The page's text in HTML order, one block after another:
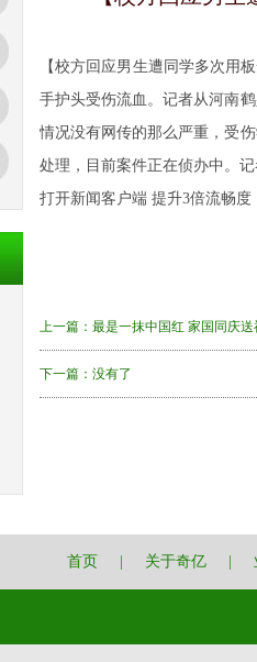
【校方回应男生遭同学多次用
手护头受伤流血。记者从河南
情况没有网传的那么严重，受
处理，目前案件正在侦办中。
打开新闻客户端 提升3倍流畅度
上一篇： 最是一抹中国红 家国同庆送
下一篇：没有了
首页 关于奇亿